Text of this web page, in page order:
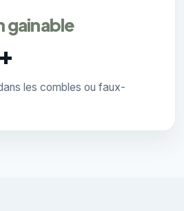
gainable
les combles ou faux-